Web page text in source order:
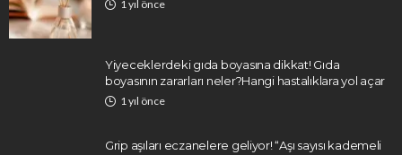
1 yıl önce
Yiyeceklerdeki gıda boyasına dikkat! Gıda
boyasının zararları neler?Hangi hastalıklara yol açar
1 yıl önce
Grip aşıları eczanelere geliyor! “Aşı sayısı kademeli